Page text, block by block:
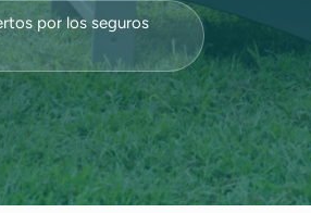
por los seguros